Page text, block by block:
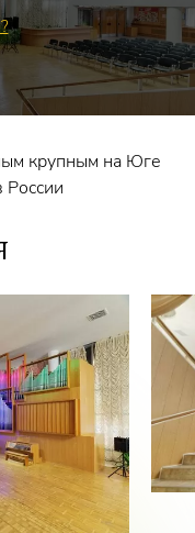
крупным на Юге
России